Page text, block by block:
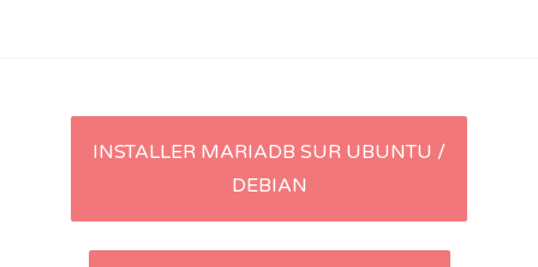
Navigation
INSTALLER MARIADB SUR UBUNTU /
DEBIAN